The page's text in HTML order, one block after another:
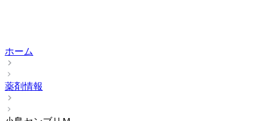
ホーム
薬剤情報